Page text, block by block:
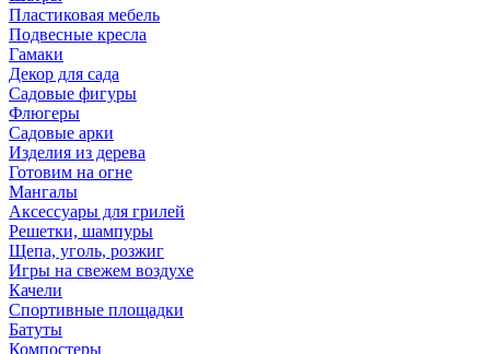
Пластиковая мебель
Подвесные кресла
Гамаки
Декор для сада
Садовые фигуры
Флюгеры
Садовые арки
Изделия из дерева
Готовим на огне
Мангалы
Аксессуары для грилей
Решетки, шампуры
Щепа, уголь, розжиг
Игры на свежем воздухе
Качели
Спортивные площадки
Батуты
Компостеры